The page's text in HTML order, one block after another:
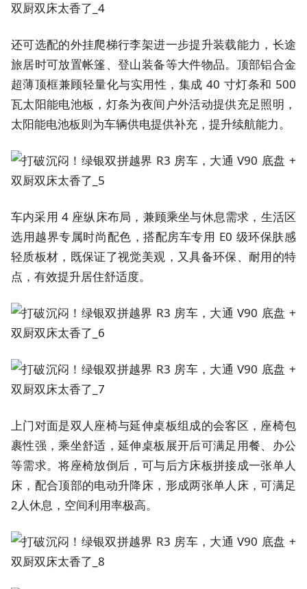
还可选配的外挂爬梯行李架进一步提升装载能力，长途
旅居时可放置帐篷、登山装备等大件物品。顶部铝合金
超薄顶框兼顾轻量化与实用性，集成 40 寸灯条和 500
瓦太阳能电池板，灯条为夜间户外活动提供充足照明，
太阳能电池板则为车辆供电提供补充，提升续航能力。
车内采用 4 座纵床布局，兼顾乘坐与休息需求，生活区
选用越界专属时尚配色，搭配房车专用 E0 级环保肤感
轻质板材，既保证了视觉美观，又具备环保、耐用的特
点，有效提升居住舒适度。
上门对面是双人座椅与延伸桌板组成的会客区，座椅包
裹性强，乘坐舒适，延伸桌板展开后可满足用餐、办公
等需求。将座椅放倒后，可与后方床板拼接成一张单人
床，配合顶部的电动升降床，形成两张单人床，可满足
2人休息，空间利用率极高。